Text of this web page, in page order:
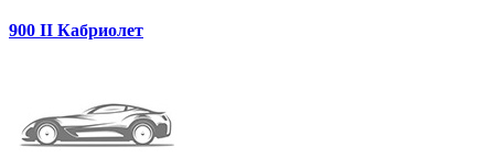
900 II Кабриолет